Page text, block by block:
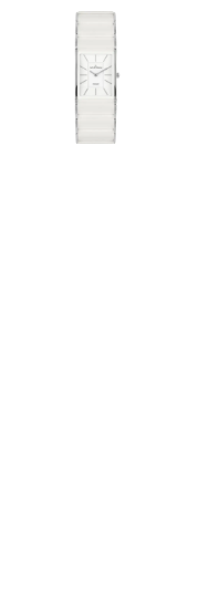
Produktgalerie überspringen